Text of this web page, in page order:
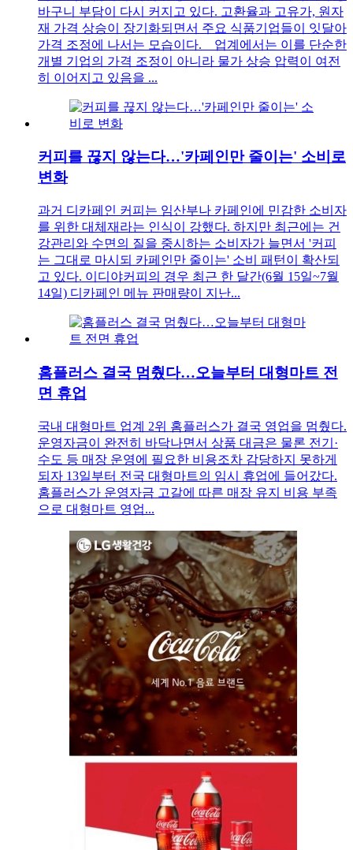
바구니 부담이 다시 커지고 있다. 고환율과 고유가, 원자
재 가격 상승이 장기화되면서 주요 식품기업들이 잇달아
가격 조정에 나서는 모습이다. 업계에서는 이를 단순한
개별 기업의 가격 조정이 아니라 물가 상승 압력이 여전
히 이어지고 있음을 ...
커피를 끊지 않는다…'카페인만 줄이는' 소비로
변화
과거 디카페인 커피는 임산부나 카페인에 민감한 소비자
를 위한 대체재라는 인식이 강했다. 하지만 최근에는 건
강관리와 수면의 질을 중시하는 소비자가 늘면서 '커피
는 그대로 마시되 카페인만 줄이는' 소비 패턴이 확산되
고 있다. 이디야커피의 경우 최근 한 달간(6월 15일~7월
14일) 디카페인 메뉴 판매량이 지난...
홈플러스 결국 멈췄다…오늘부터 대형마트 전
면 휴업
국내 대형마트 업계 2위 홈플러스가 결국 영업을 멈췄다.
운영자금이 완전히 바닥나면서 상품 대금은 물론 전기·
수도 등 매장 운영에 필요한 비용조차 감당하지 못하게
되자 13일부터 전국 대형마트의 임시 휴업에 들어갔다.
홈플러스가 운영자금 고갈에 따른 매장 유지 비용 부족
으로 대형마트 영업...